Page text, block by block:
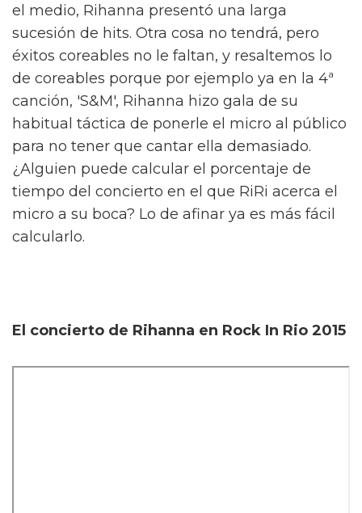
el medio, Rihanna presentó una larga
sucesión de hits. Otra cosa no tendrá, pero
éxitos coreables no le faltan, y resaltemos lo
de coreables porque por ejemplo ya en la 4ª
canción, 'S&M', Rihanna hizo gala de su
habitual táctica de ponerle el micro al público
para no tener que cantar ella demasiado.
¿Alguien puede calcular el porcentaje de
tiempo del concierto en el que RiRi acerca el
micro a su boca? Lo de afinar ya es más fácil
calcularlo.
El concierto de Rihanna en Rock In Rio 2015